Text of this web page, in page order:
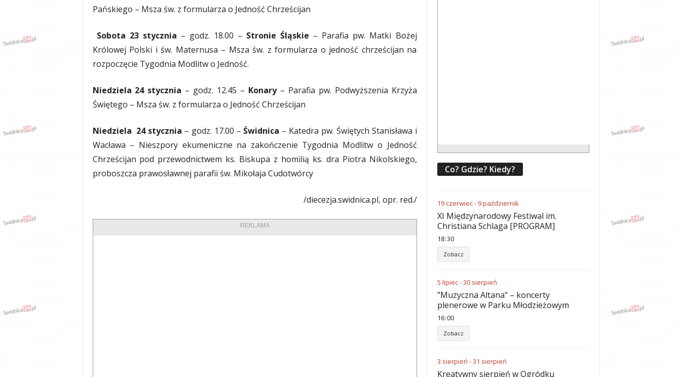
Pańskiego – Msza św. z formularza o Jedność Chrześcijan
Sobota 23 stycznia – godz. 18.00 – Stronie Śląskie – Parafia pw. Matki Bożej
Królowej Polski i św. Maternusa – Msza św. z formularza o jedność chrześcijan na
rozpoczęcie Tygodnia Modlitw o Jedność.
Niedziela 24 stycznia – godz. 12.45 – Konary– Parafia pw. Podwyższenia Krzyża
Świętego – Msza św. z formularza o Jedność Chrześcijan
Niedziela 24 stycznia – godz. 17.00 –Świdnica – Katedra pw. Świętych Stanisława i
Wacława – Nieszpory ekumeniczne na zakończenie Tygodnia Modlitw o Jedność
Chrześcijan pod przewodnictwem ks. Biskupa z homilią ks. dra Piotra Nikolskiego,
proboszcza prawosławnej parafii św. Mikołaja Cudotwórcy
/diecezja.swidnica.pl, opr. red./
REKLAMA
Co? Gdzie? Kiedy?
19czerwiec- 9październik
XI Międzynarodowy Festiwal im.
Christiana Schlaga [PROGRAM]
18:30
Zobacz
5 lipiec-30 sierpień
"Muzyczna Altana" – koncerty
plenerowe w Parku Młodzieżowym
16:00
Zobacz
3 sierpień -31 sierpień
Kreatywny sierpień w Ogródku